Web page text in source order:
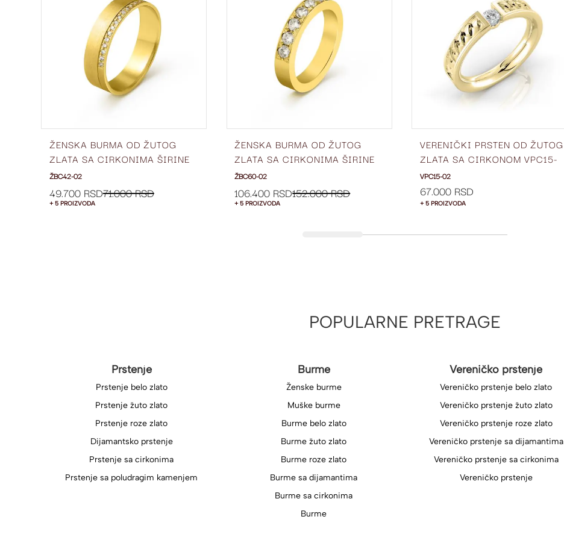
ŽENSKA BURMA OD ŽUTOG
ZLATA SA CIRKONIMA ŠIRINE
5 MM ŽBC42-02
ŽBC42-02
49.700 RSD71.000 RSD
+ 5 PROIZVODA
ŽENSKA BURMA OD ŽUTOG
ZLATA SA CIRKONIMA ŠIRINE
4 MM ŽBC60-02
ŽBC60-02
106.400 RSD152.000 RSD
+ 5 PROIZVODA
VERENIČKI PRSTEN OD ŽUTOG
ZLATA SA CIRKONOM VPC15-
02
VPC15-02
67.000 RSD
+ 5 PROIZVODA
POPULARNE PRETRAGE
Prstenje
Prstenje belo zlato
Prstenje žuto zlato
Prstenje roze zlato
Dijamantsko prstenje
Prstenje sa cirkonima
Prstenje sa poludragim kamenjem
Burme
Ženske burme
Muške burme
Burme belo zlato
Burme žuto zlato
Burme roze zlato
Burme sa dijamantima
Burme sa cirkonima
Burme
Vereničko prstenje
Vereničko prstenje belo zlato
Vereničko prstenje žuto zlato
Vereničko prstenje roze zlato
Vereničko prstenje sa dijamantima
Vereničko prstenje sa cirkonima
Vereničko prstenje